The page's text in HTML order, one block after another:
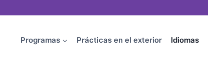
Programas Prácticas en el exterior Idiomas